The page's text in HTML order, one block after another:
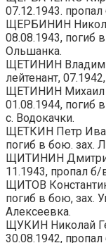
07.12.1943. пропал
ЩЕРБИНИН
08.08.1943, погиб
Ольшанка.
ЩЕТИНИН
лейтенант,
ЩЕТИНИН Михаил
01.08.1944, погиб
с. Водокачки.
ЩЕТКИН Петр
погиб в бою. зах.
ЩИТИНИН
11.1943, пропал б/
ЩИТОВ
погиб в бою, зах.
Алексеевка.
ЩУКИН Николай
30.08.1942, пропал